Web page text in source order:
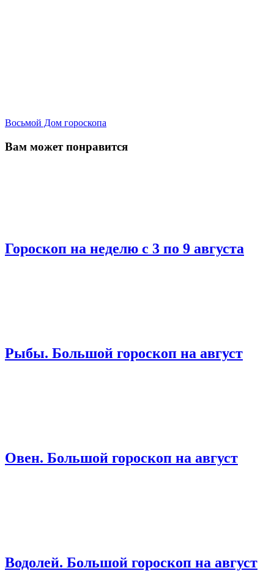
Восьмой Дом гороскопа
Вам может понравится
Гороскоп на неделю с 3 по 9 августа
Рыбы. Большой гороскоп на август
Овен. Большой гороскоп на август
Водолей. Большой гороскоп на август